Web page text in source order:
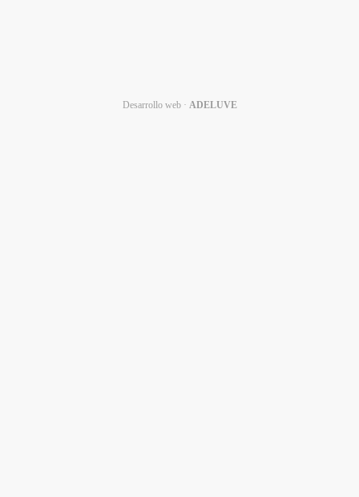
Desarrollo web · ADELUVE